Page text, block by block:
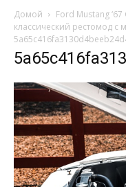
Домой
Ford Mustang
классический рестомод с